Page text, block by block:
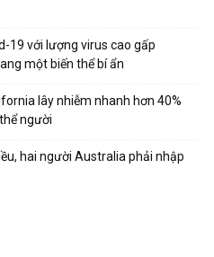
19 với lượng virus cao gấp
một biến thể bí ẩn
lây nhiễm nhanh hơn 40%
người
hai người Australia phải nhập